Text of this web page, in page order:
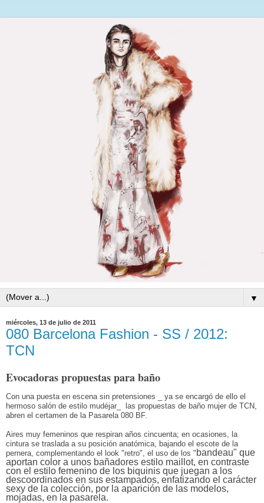
▼
miércoles, 13 de julio de 2011
080 Barcelona Fashion - SS / 2012:
TCN
Evocadoras propuestas para baño
Con una puesta en escena sin pretensiones _ ya se encargó de ello el
hermoso salón de estilo mudéjar_ las propuestas de baño mujer de TCN,
abren el certamen de la Pasarela 080 BF.
Aires muy femeninos que respiran años cincuenta; en ocasiones, la
cintura se traslada a su posición anatómica, bajando el escote de la
pernera, complementando el look "retro", el uso de los " bandeau" que
aportan color a unos bañadores estilo maillot, en contraste
con el estilo femenino de los biquinis que juegan a los
descoordinados en sus estampados, enfatizando el carácter
sexy de la colección, por la aparición de las modelos,
mojadas, en la pasarela.